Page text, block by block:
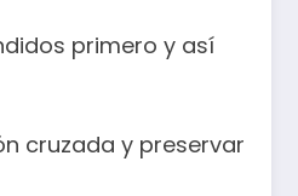
primero y así
cruzada y preservar